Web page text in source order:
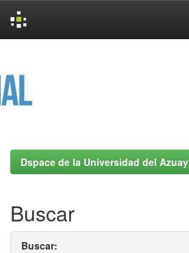
Dspace de la Universidad del Azuay
Buscar
Buscar: